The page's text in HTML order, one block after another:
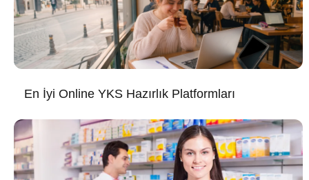
En İyi Online YKS Hazırlık Platformları